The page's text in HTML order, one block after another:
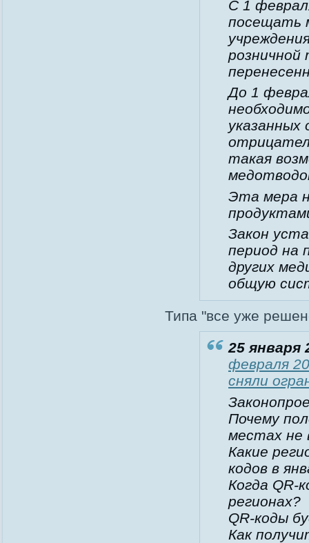
С 1
посещать
розничной
До 1
такая
Эта мера
Закон
период на
других
общую
Типа "все уже
25 января
февраля
сняли
Почему
местах не
Какие
кодов в
Когда QR-
регионах?
QR-коды
Как